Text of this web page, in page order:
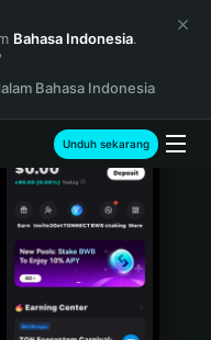
Bahasa Indonesia.
Bahasa Indonesia
Unduh sekarang